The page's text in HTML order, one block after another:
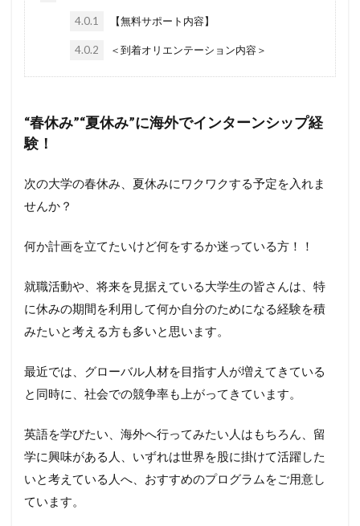
4.0.1 【無料サポート内容】
4.0.2 ＜到着オリエンテーション内容＞
“春休み”“夏休み”に海外でインターンシップ経
験！
次の大学の春休み、夏休みにワクワクする予定を入れま
せんか？
何か計画を立てたいけど何をするか迷っている方！！
就職活動や、将来を見据えている大学生の皆さんは、特
に休みの期間を利用して何か自分のためになる経験を積
みたいと考える方も多いと思います。
最近では、グローバル人材を目指す人が増えてきている
と同時に、社会での競争率も上がってきています。
英語を学びたい、海外へ行ってみたい人はもちろん、留
学に興味がある人、いずれは世界を股に掛けて活躍した
いと考えている人へ、おすすめのプログラムをご用意し
ています。